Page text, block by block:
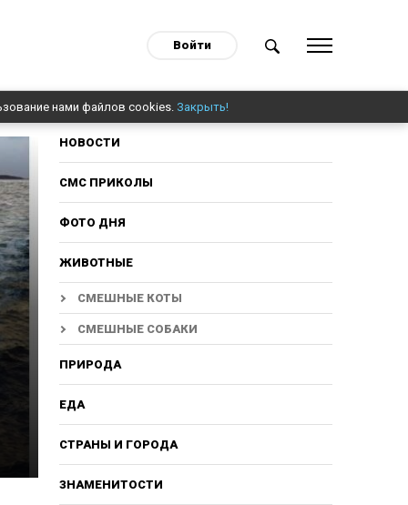
Войти
нами файлов cookies. Закрыть!
НОВОСТИ
СМС ПРИКОЛЫ
ФОТО ДНЯ
ЖИВОТНЫЕ
СМЕШНЫЕ КОТЫ
СМЕШНЫЕ СОБАКИ
ПРИРОДА
ЕДА
СТРАНЫ И ГОРОДА
ЗНАМЕНИТОСТИ